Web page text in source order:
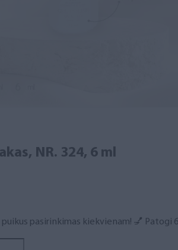
NR. 324, 6 ml
pasirinkimas kiekvienam! 💅